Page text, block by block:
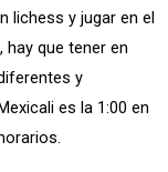
lichess y jugar en el
que tener en
y
es la 1:00 en